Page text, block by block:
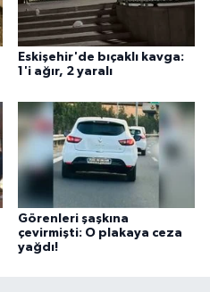
Eskişehir'de bıçaklı kavga:
1'i ağır, 2 yaralı
Görenleri şaşkına
çevirmişti: O plakaya ceza
yağdı!